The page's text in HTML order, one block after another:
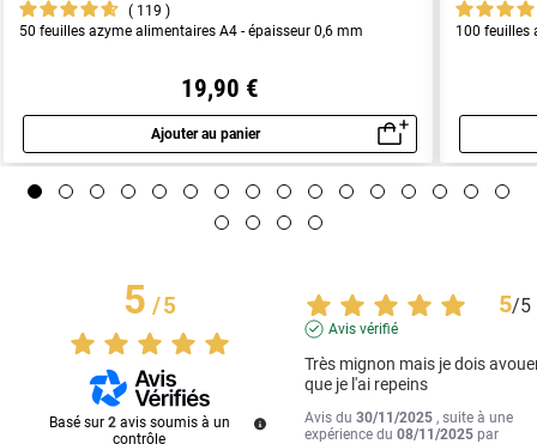
119
50 feuilles azyme alimentaires A4 - épaisseur 0,6 mm
19,90 €
Ajouter au panier
Aperçu rapide
100 feuilles
5/5
Basé sur 2 avis soumis à un
contrôle
5/5
Avis vérifié
Très mignon mais je dois
que je l'ai repeins
Avis du30/11/2025 , suite à une
expérience du08/11/2025 par